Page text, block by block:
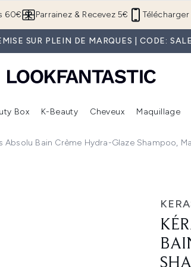
Passer au contenu principal
60€ Télécharger
Parrainez & Recevez 5€
SUR PLEIN DE MARQUES | CODE:
Accédez au sous-menu (Marques) Accédez au sous-menu (Nouveautés)
Box
Accédez au sous-menu (Beauty Box)
K-Beauty Cheveux Maquillage
Absolu Bain Crème Hydra-Glaze Shampoo,